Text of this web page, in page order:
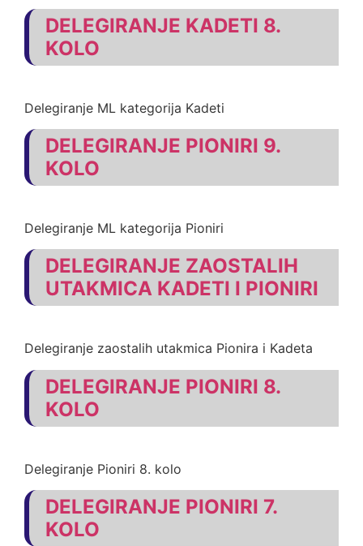
DELEGIRANJE KADETI 8.
KOLO
Delegiranje ML kategorija Kadeti
DELEGIRANJE PIONIRI 9.
KOLO
Delegiranje ML kategorija Pioniri
DELEGIRANJE ZAOSTALIH
UTAKMICA KADETI I PIONIRI
Delegiranje zaostalih utakmica Pionira i Kadeta
DELEGIRANJE PIONIRI 8.
KOLO
Delegiranje Pioniri 8. kolo
DELEGIRANJE PIONIRI 7.
KOLO